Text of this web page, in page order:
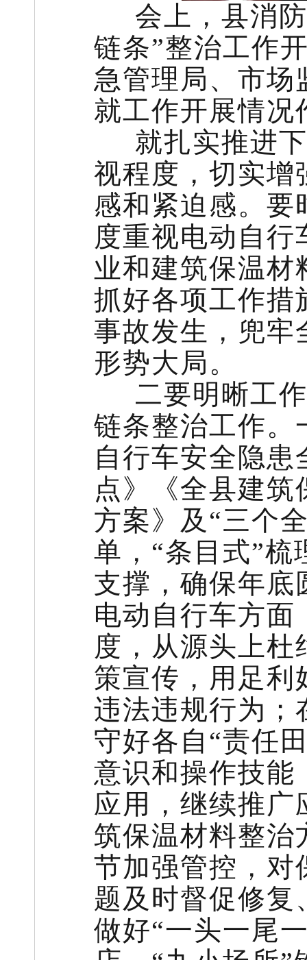
会上，县消防
链条”整治工作
急管理局、市场
就工作开展情况
就扎实推进下
视程度，切实增
感和紧迫感。要
度重视电动自
业和建筑保温材
抓好各项工作措
事故发生，兜牢
形势大局。
二要明晰工作
链条整治工作。
自行车安全隐患
点》《全县建
方案》及“三个
单，“条目式”
支撑，确保年底
电动自行车方
度，从源头上
策宣传，用足利
违法违规行为；
守好各自“责任
意识和操作技能
应用，继续推广
筑保温材料整治
节加强管控，对
题及时督促修复
做好“一头一尾